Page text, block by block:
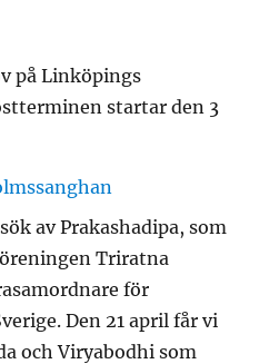
på Linköpings
startar den 3
av Prakashadipa, som
Triratna
för
Den 21 april får vi
och Viryabodhi som